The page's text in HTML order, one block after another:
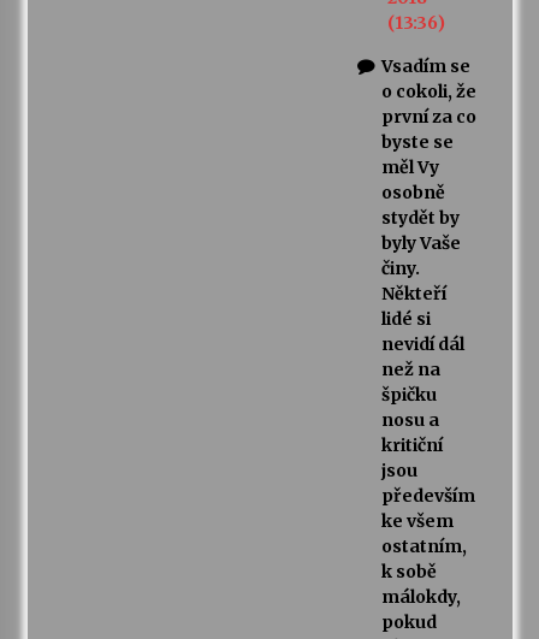
(13:36)
Vsadím se
o cokoli, že
první za co
byste se
měl Vy
osobně
stydět by
byly Vaše
činy.
Někteří
lidé si
nevidí dál
než na
špičku
nosu a
kritiční
jsou
především
ke všem
ostatním,
k sobě
málokdy,
pokud